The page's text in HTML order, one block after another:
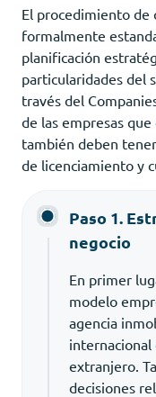
El procedimiento de
formalmente
planificación
particularidades del
través del
de las empresas
también deben
de licenciamiento y
Paso 1.
negocio
En primer
modelo
agencia
extranjero.
decisiones